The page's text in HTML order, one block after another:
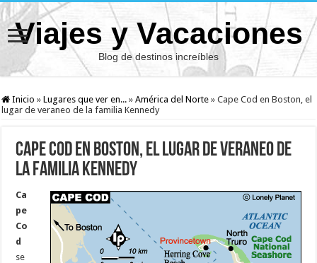
Viajes y Vacaciones
Blog de destinos increíbles
Inicio » Lugares que ver en... » América del Norte » Cape Cod en Boston, el
lugar de veraneo de la familia Kennedy
Cape Cod en Boston, el lugar de veraneo de
la familia Kennedy
Ca
pe
Co
d
se